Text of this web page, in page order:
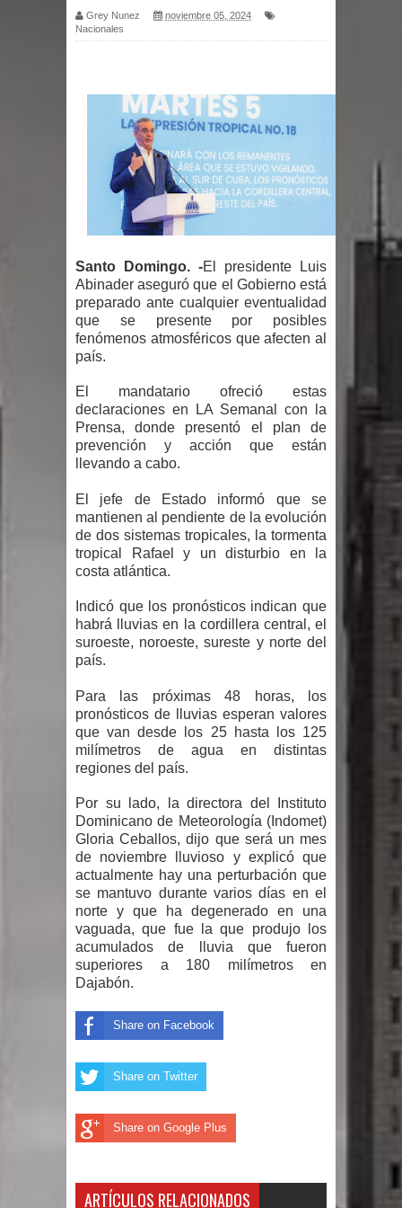
dominicanos a unirse para sacar al
PRM del Gobierno
Tres detenidos tras detectarse una
presunta estafa contra el
Ayuntamiento de Santiago
PRM votará “por aclamación” a sus
nuevas autoridades
Humala queda en libertad tras la
anulación de condena de 15 años por
DIGEIG y Liga Municipal Dominicana
impulsan nuevas metas de
transparencia a través SISMAP
detención del expresidente Evo
Morales
gran parte del territorio nacional
Miles de marroquíes cruzan la
frontera en masa para entrar a
España
sobre horarios de venta de alcohol
Congreso
Presidente LMD Víctor D´Aza
reúne con alcalde San Cristóbal
Grey Nunez
noviembre 05, 2024
Nacionales
Santo Domingo. -El presidente Luis
Abinader aseguró que el Gobierno está
preparado ante cualquier eventualidad
que se presente por posibles
fenómenos atmosféricos que afecten al
país.
El mandatario ofreció estas
declaraciones en LA Semanal con la
Prensa, donde presentó el plan de
prevención y acción que están
llevando a cabo.
El jefe de Estado informó que se
mantienen al pendiente de la evolución
de dos sistemas tropicales, la tormenta
tropical Rafael y un disturbio en la
costa atlántica.
Indicó que los pronósticos indican que
habrá lluvias en la cordillera central, el
suroeste, noroeste, sureste y norte del
país.
Para las próximas 48 horas, los
pronósticos de lluvias esperan valores
que van desde los 25 hasta los 125
milímetros de agua en distintas
regiones del país.
Por su lado, la directora del Instituto
Dominicano de Meteorología (Indomet)
Gloria Ceballos, dijo que será un mes
de noviembre lluvioso y explicó que
actualmente hay una perturbación que
se mantuvo durante varios días en el
norte y que ha degenerado en una
vaguada, que fue la que produjo los
acumulados de lluvia que fueron
superiores a 180 milímetros en
Dajabón.
Share on Facebook
Share on Twitter
Share on Google Plus
ARTÍCULOS RELACIONADOS